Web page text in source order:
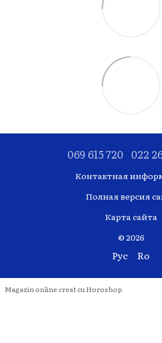
069 615 720 022
Контактная
Полная версия
Карта сайта
© 2026
Рус Ro
Magazin online creat cu Horoshop